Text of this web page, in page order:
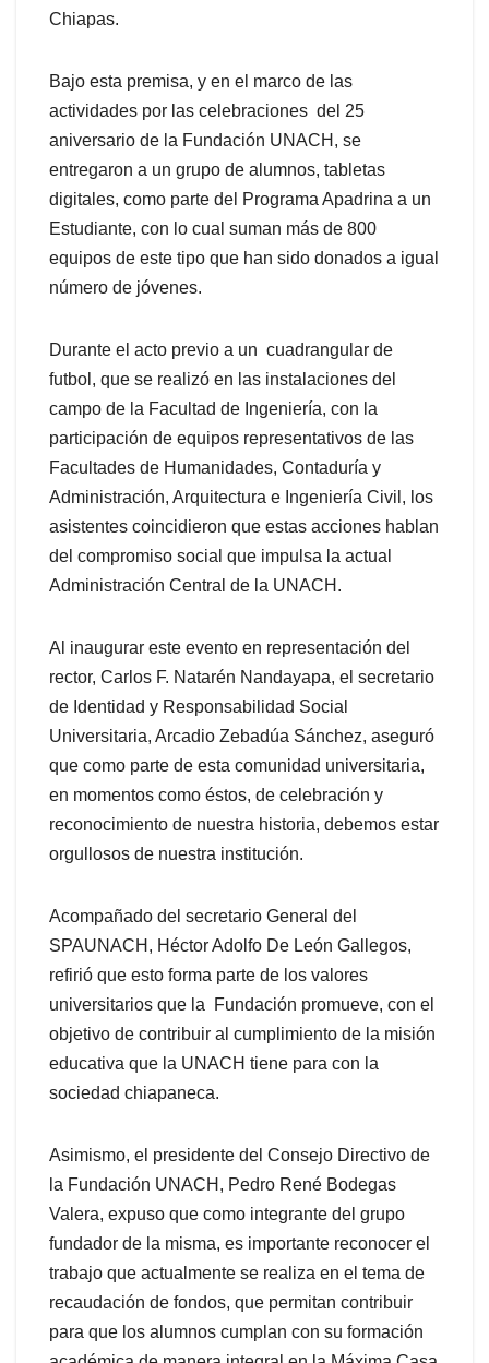
Chiapas.
Bajo esta premisa, y en el marco de las
actividades por las celebraciones del 25
aniversario de la Fundación UNACH, se
entregaron a un grupo de alumnos, tabletas
digitales, como parte del Programa Apadrina a un
Estudiante, con lo cual suman más de 800
equipos de este tipo que han sido donados a igual
número de jóvenes.
Durante el acto previo a un cuadrangular de
futbol, que se realizó en las instalaciones del
campo de la Facultad de Ingeniería, con la
participación de equipos representativos de las
Facultades de Humanidades, Contaduría y
Administración, Arquitectura e Ingeniería Civil, los
asistentes coincidieron que estas acciones hablan
del compromiso social que impulsa la actual
Administración Central de la UNACH.
Al inaugurar este evento en representación del
rector, Carlos F. Natarén Nandayapa, el secretario
de Identidad y Responsabilidad Social
Universitaria, Arcadio Zebadúa Sánchez, aseguró
que como parte de esta comunidad universitaria,
en momentos como éstos, de celebración y
reconocimiento de nuestra historia, debemos estar
orgullosos de nuestra institución.
Acompañado del secretario General del
SPAUNACH, Héctor Adolfo De León Gallegos,
refirió que esto forma parte de los valores
universitarios que la Fundación promueve, con el
objetivo de contribuir al cumplimiento de la misión
educativa que la UNACH tiene para con la
sociedad chiapaneca.
Asimismo, el presidente del Consejo Directivo de
la Fundación UNACH, Pedro René Bodegas
Valera, expuso que como integrante del grupo
fundador de la misma, es importante reconocer el
trabajo que actualmente se realiza en el tema de
recaudación de fondos, que permitan contribuir
para que los alumnos cumplan con su formación